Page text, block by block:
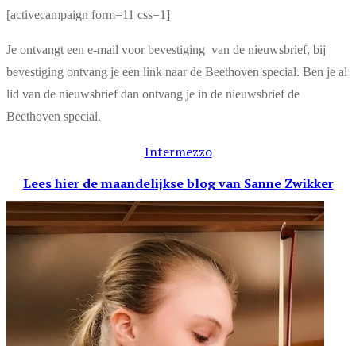
[activecampaign form=11 css=1]
Je ontvangt een e-mail voor bevestiging van de nieuwsbrief, bij
bevestiging ontvang je een link naar de Beethoven special. Ben je al
lid van de nieuwsbrief dan ontvang je in de nieuwsbrief de
Beethoven special.
Intermezzo
Lees hier de maandelijkse blogvan Sanne Zwikker